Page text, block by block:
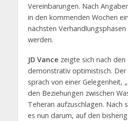
Vereinbarungen. Nach
in den kommenden Wochen
nächsten
werden.
JD Vance zeigte sich nach den
demonstrativ optimistisch. Der
sprach von einer Gelegenheit,
den Beziehungen zwischen
Teheran aufzuschlagen. Nach
es nun darum, auf den